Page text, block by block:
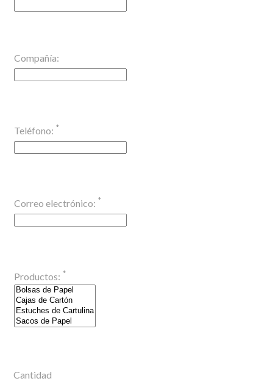
Compañía:
Teléfono: *
Correo electrónico: *
Productos: *
Cantidad